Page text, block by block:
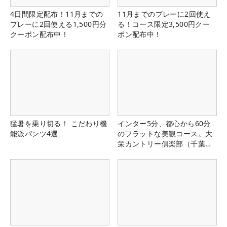
4日間限定配布！11月までの
プレーに2回使える1,500円分
クーポン配布中！
11月までのプレーに2回使え
る！コース限定3,500円クー
ポン配布中！
猛暑を乗り切る！ こだわり機
能派パンツ4選
インター5分、都心から60分
のフラットな美観コース。大
栄カントリー俱楽部（千葉